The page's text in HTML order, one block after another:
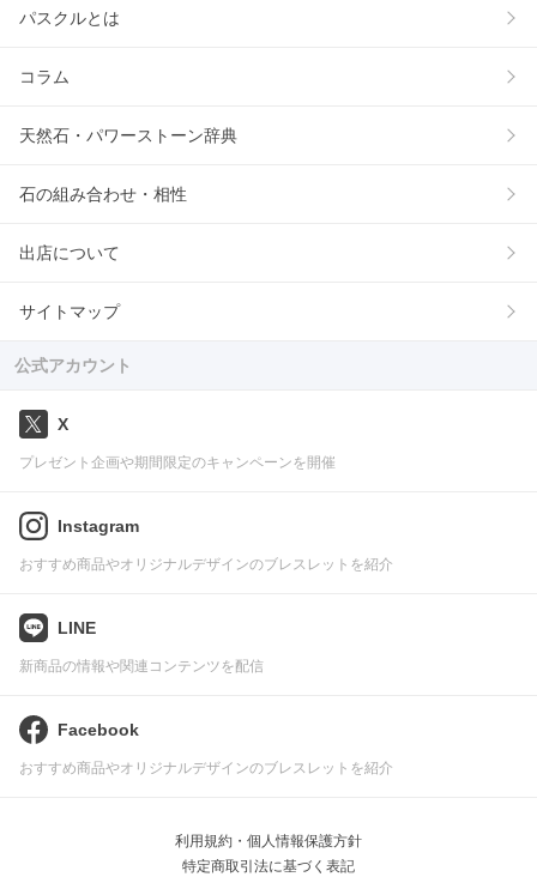
パスクルとは
コラム
天然石・パワーストーン辞典
石の組み合わせ・相性
出店について
サイトマップ
公式アカウント
X
プレゼント企画や期間限定のキャンペーンを開催
Instagram
おすすめ商品やオリジナルデザインのブレスレットを紹介
LINE
新商品の情報や関連コンテンツを配信
Facebook
おすすめ商品やオリジナルデザインのブレスレットを紹介
利用規約・個人情報保護方針
特定商取引法に基づく表記